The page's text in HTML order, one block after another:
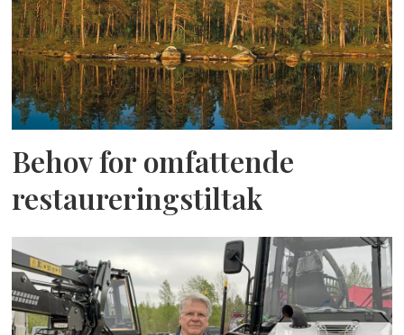
Behov for omfattende
restaureringstiltak